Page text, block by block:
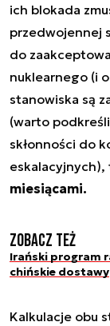
ich blokada
przedwojennej
do
nuklearnego (i
stanowiska są
(warto
skłonności do
eskalacyjnych),
miesiącami.
Zobacz też
Irański program
chińskie dostawy
Kalkulacje obu